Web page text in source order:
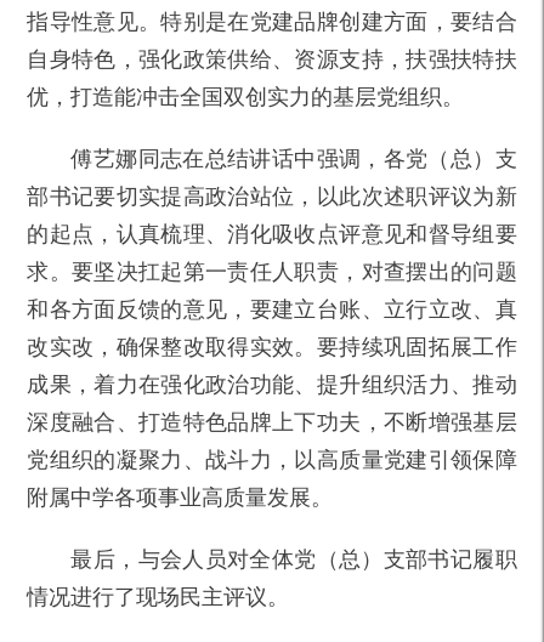
指导性意见。特别是在党建品牌创建方面，要结合
自身特色，强化政策供给、资源支持，扶强扶特扶
优，打造能冲击全国双创实力的基层党组织。
傅艺娜同志在总结讲话中强调，各党（总）支
部书记要切实提高政治站位，以此次述职评议为新
的起点，认真梳理、消化吸收点评意见和督导组要
求。要坚决扛起第一责任人职责，对查摆出的问题
和各方面反馈的意见，要建立台账、立行立改、真
改实改，确保整改取得实效。要持续巩固拓展工作
成果，着力在强化政治功能、提升组织活力、推动
深度融合、打造特色品牌上下功夫，不断增强基层
党组织的凝聚力、战斗力，以高质量党建引领保障
附属中学各项事业高质量发展。
最后，与会人员对全体党（总）支部书记履职
情况进行了现场民主评议。